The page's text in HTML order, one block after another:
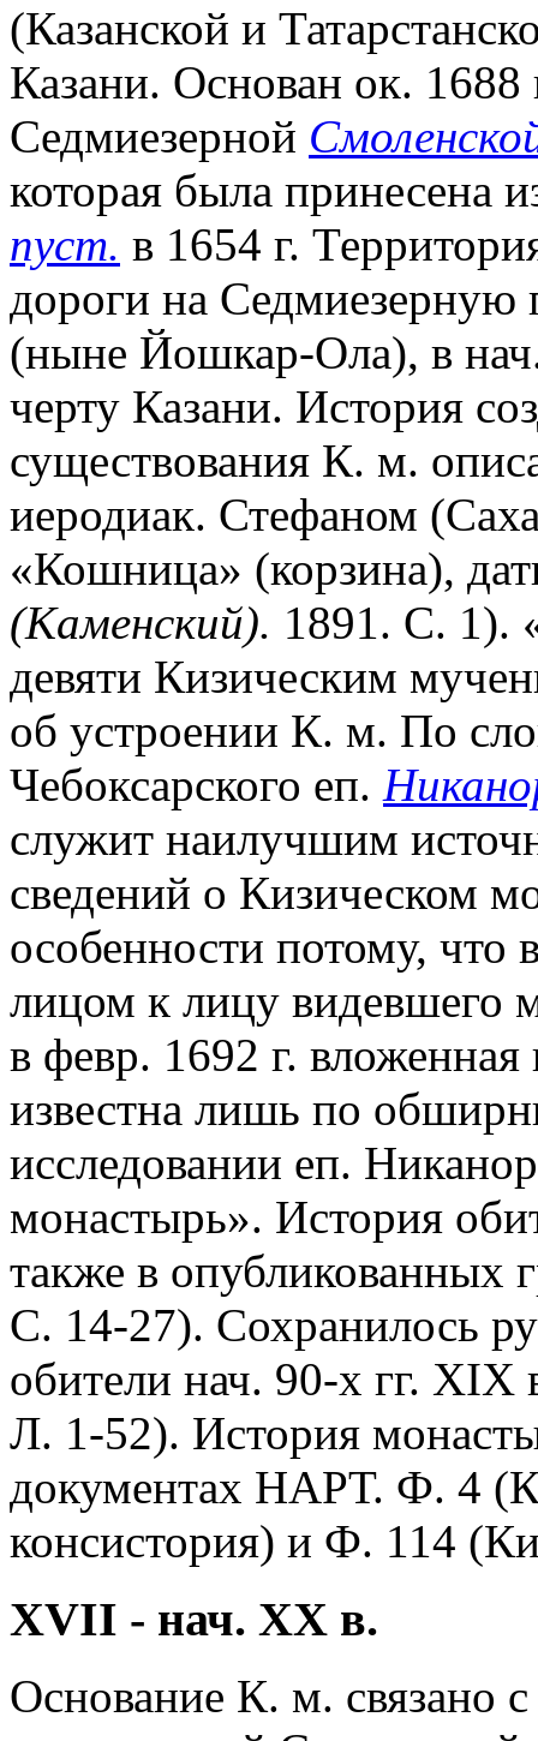
(Казанской и
Казани. Основан ок. 1688
Седмиезерной
которая была принесена
пуст. в 1654 г.
дороги на Седмиезерную
(ныне Йошкар-Ола), в
черту Казани. История
существования К. м.
иеродиак. Стефаном
«Кошница» (корзина),
(Каменский). 1891. С. 1).
девяти Кизическим
об устроении К. м. По
Чебоксарского еп.
служит наилучшим
сведений о Кизическом
особенности потому, что
лицом к лицу видевшего
в февр. 1692 г.
известна лишь по
исследовании еп.
монастырь». История
также в опубликованных
С. 14-27). Сохранилось
обители нач. 90-х гг.
Л. 1-52). История
документах НАРТ. Ф. 4
консистория) и Ф. 114
XVII - нач. XX в.
Основание К. м. связано